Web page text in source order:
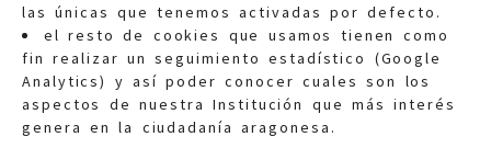
las únicas que tenemos activadas por defecto.
el resto de cookies que usamos tienen como
fin realizar un seguimiento estadístico (Google
Analytics) y así poder conocer cuales son los
aspectos de nuestra Institución que más interés
genera en la ciudadanía aragonesa.
Quejas:quejas@eljusticiadearagon.es
Información general:
informacion@eljusticiadearagon.es
Teléfonos:900 210 210/